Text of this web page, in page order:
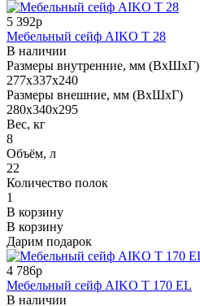
5 392р
Мебельный сейф AIKO Т 28
В наличии
Размеры внутренние, мм (ВхШхГ)
277x337x240
Размеры внешние, мм (ВхШхГ)
280x340x295
Вес, кг
8
Объём, л
22
Количество полок
1
В корзину
В корзину
Дарим подарок
4 786р
Мебельный сейф AIKO T 170 EL
В наличии